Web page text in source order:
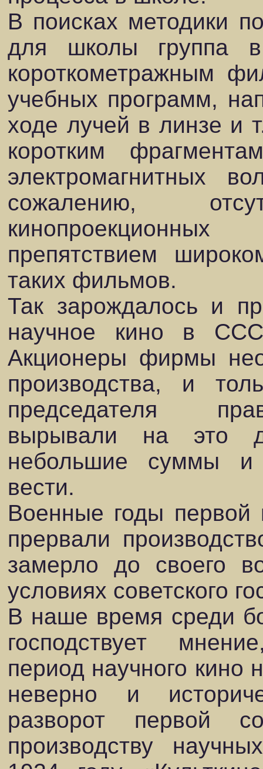
В поисках методики
для школы группа
короткометражным
учебных программ,
ходе лучей в линзе и
коротким
электромагнитных
сожалению,
препятствием
таких фильмов.
Так зарождалось и
научное кино в
Акционеры фирмы
производства, и
председателя
вырывали на это
небольшие суммы и
вести.
Военные годы первой
прервали
замерло до своего
условиях советского
В наше время среди
господствует
период научного кино
неверно и
разворот первой
производству